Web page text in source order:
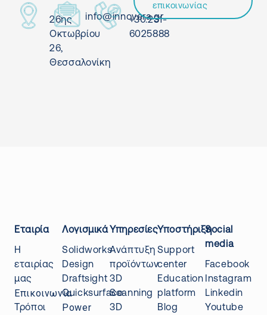
26ης
Οκτωβρίου
26,
Θεσσαλονίκη
info@innovera.gr
+30.231-
6025888
επικοινωνίας
Εταιρία
Η
εταιρίας
μας
Επικοινωνία
Τρόποι
Λογισμικά
Solidworks
Design
Draftsight
Quicksurface
Power
Υπηρεσίες
Ανάπτυξη
προϊόντων
3D
Scanning
3D
Υποστήριξη
Support
center
Education
platform
Blog
Social
media
Facebook
Instagram
Linkedin
Youtube